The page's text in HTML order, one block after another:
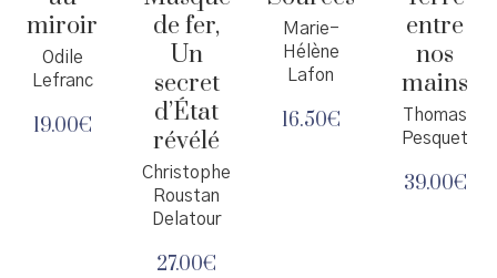
miroir
Odile
Lefranc
19.00€
de fer,
Un
secret
d’État
révélé
Christophe
Roustan
Delatour
27.00€
Marie-
Hélène
Lafon
16.50€
entre
nos
mains
Thomas
Pesquet
39.00€